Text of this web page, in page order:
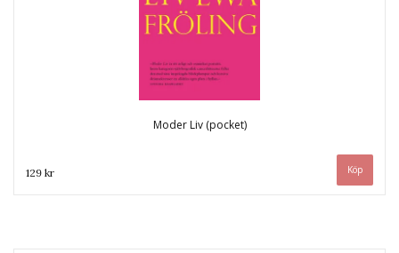
Moder Liv (pocket)
129 kr